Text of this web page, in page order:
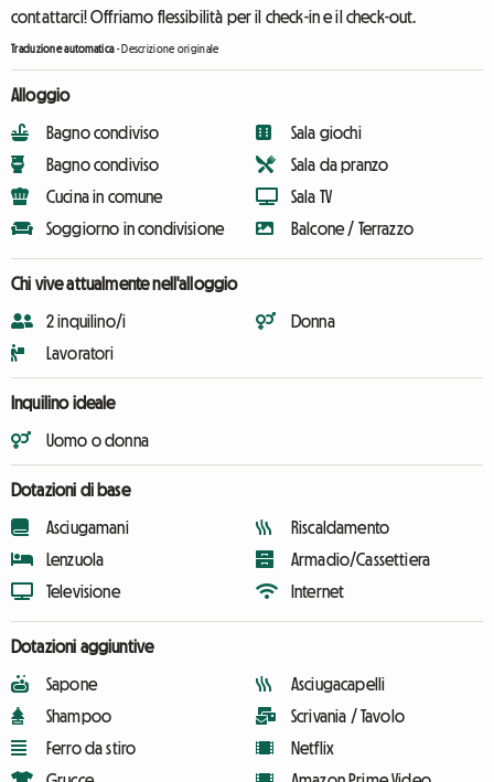
contattarci! Offriamo flessibilità per il check-in e il check-out.
Traduzione automatica-Descrizione originale
Alloggio
Bagno condiviso
Bagno condiviso
Cucina in comune
Soggiorno in condivisione
Sala giochi
Sala da pranzo
Sala TV
Balcone / Terrazzo
Chi vive attualmente nell'alloggio
2 inquilino/i
Lavoratori
Donna
Inquilino ideale
Uomo o donna
Dotazioni di base
Asciugamani
Lenzuola
Televisione
Riscaldamento
Armadio/Cassettiera
Internet
Dotazioni aggiuntive
Sapone
Shampoo
Ferro da stiro
Asciugacapelli
Scrivania / Tavolo
Netflix